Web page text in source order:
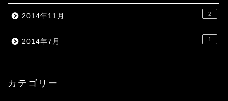
2014年11月 2
2014年7月 1
カテゴリー